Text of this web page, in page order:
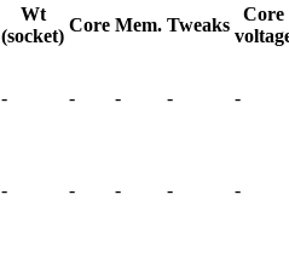
Wt
(socket)
Core Mem. Tweaks
Core
- - - - -
- - - - -